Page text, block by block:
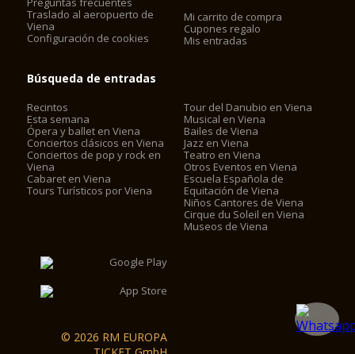
Traslado al aeropuerto de
Viena
Configuración de cookies
Mi carrito de compra
Cupones regalo
Mis entradas
Búsqueda de entradas
Recintos
Esta semana
Ópera y ballet en Viena
Conciertos clásicos en Viena
Conciertos de pop y rock en
Viena
Cabaret en Viena
Tours Turísticos por Viena
Tour del Danubio en Viena
Musical en Viena
Bailes de Viena
Jazz en Viena
Teatro en Viena
Otros Eventos en Viena
Escuela Española de
Equitación de Viena
Niños Cantores de Viena
Cirque du Soleil en Viena
Museos de Viena
© 2026 RM EUROPA